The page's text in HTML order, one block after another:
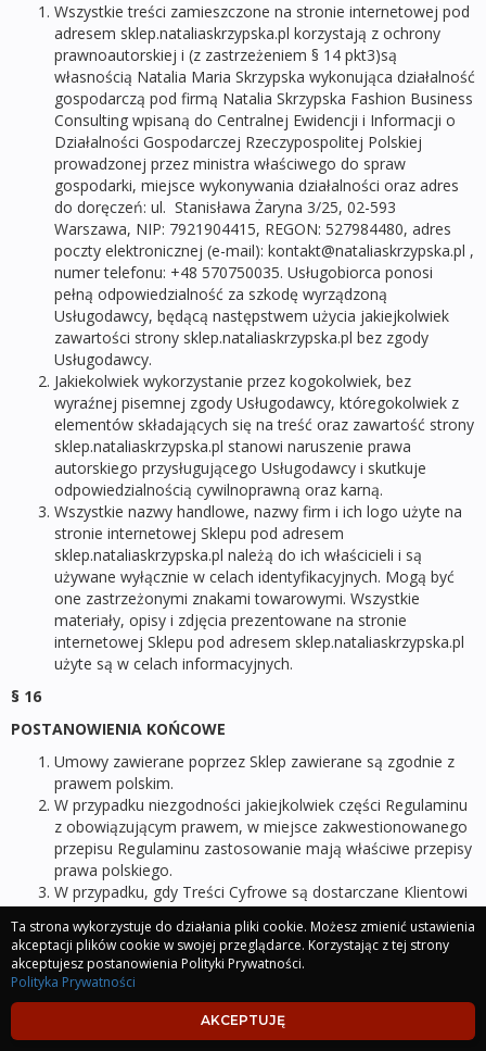
Wszystkie treści zamieszczone na stronie internetowej pod
adresem sklep.nataliaskrzypska.pl korzystają z ochrony
prawnoautorskiej i (z zastrzeżeniem § 14 pkt3)są
własnością Natalia Maria Skrzypska wykonująca działalność
gospodarczą pod firmą Natalia Skrzypska Fashion Business
Consulting wpisaną do Centralnej Ewidencji i Informacji o
Działalności Gospodarczej Rzeczypospolitej Polskiej
prowadzonej przez ministra właściwego do spraw
gospodarki, miejsce wykonywania działalności oraz adres
do doręczeń: ul. Stanisława Żaryna 3/25, 02-593
Warszawa, NIP: 7921904415, REGON: 527984480, adres
poczty elektronicznej (e-mail): kontakt@nataliaskrzypska.pl ,
numer telefonu: +48 570750035. Usługobiorca ponosi
pełną odpowiedzialność za szkodę wyrządzoną
Usługodawcy, będącą następstwem użycia jakiejkolwiek
zawartości strony sklep.nataliaskrzypska.pl bez zgody
Usługodawcy.
Jakiekolwiek wykorzystanie przez kogokolwiek, bez
wyraźnej pisemnej zgody Usługodawcy, któregokolwiek z
elementów składających się na treść oraz zawartość strony
sklep.nataliaskrzypska.pl stanowi naruszenie prawa
autorskiego przysługującego Usługodawcy i skutkuje
odpowiedzialnością cywilnoprawną oraz karną.
Wszystkie nazwy handlowe, nazwy firm i ich logo użyte na
stronie internetowej Sklepu pod adresem
sklep.nataliaskrzypska.pl należą do ich właścicieli i są
używane wyłącznie w celach identyfikacyjnych. Mogą być
one zastrzeżonymi znakami towarowymi. Wszystkie
materiały, opisy i zdjęcia prezentowane na stronie
internetowej Sklepu pod adresem sklep.nataliaskrzypska.pl
użyte są w celach informacyjnych.
§ 16
POSTANOWIENIA KOŃCOWE
Umowy zawierane poprzez Sklep zawierane są zgodnie z
prawem polskim.
W przypadku niezgodności jakiejkolwiek części Regulaminu
z obowiązującym prawem, w miejsce zakwestionowanego
przepisu Regulaminu zastosowanie mają właściwe przepisy
prawa polskiego.
W przypadku, gdy Treści Cyfrowe są dostarczane Klientowi
w sposób ciągły lub w częściach, Sprzedawca jest
uprawniony do dokonywania w nich zmian w celu ich
poprawienia i udoskonalenia ich funkcjonalności. Zmiany te
nie powodują jakichkolwiek kosztów dla Klienta.
Sprzedawca informuje Klienta, o zmianach, o których
mowa w pkt 3 w sposób jasny i zrozumiały, a jeśli
wprowadzana zmiana wypływa na dostęp Klienta do Treści
Ta strona wykorzystuje do działania pliki cookie. Możesz zmienić ustawienia
akceptacji plików cookie w swojej przeglądarce. Korzystając z tej strony
akceptujesz postanowienia Polityki Prywatności.
Polityka Prywatności
AKCEPTUJĘ